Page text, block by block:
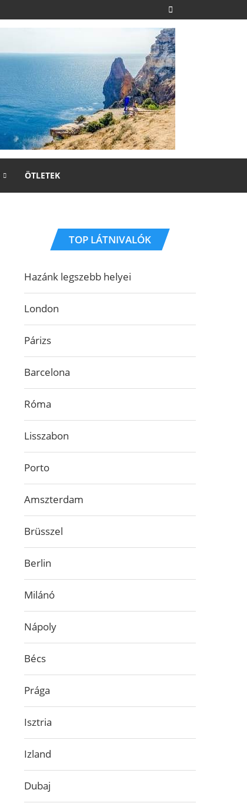
ÖTLETEK
TOP LÁTNIVALÓK
Hazánk legszebb helyei
London
Párizs
Barcelona
Róma
Lisszabon
Porto
Amszterdam
Brüsszel
Berlin
Milánó
Nápoly
Bécs
Prága
Isztria
Izland
Dubaj